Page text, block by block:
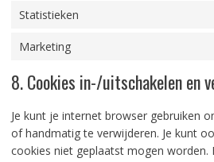
Statistieken
Marketing
8. Cookies in-/uitschakelen en
Je kunt je internet browser gebruiken
of handmatig te verwijderen. Je kunt
cookies niet geplaatst mogen worden.